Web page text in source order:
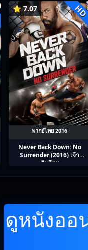
⭐ 7.07
พากย์ไทย 2016
Never Back Down: No
Surrender (2016) เจ้า
สังเวียน
ดูหนังออ